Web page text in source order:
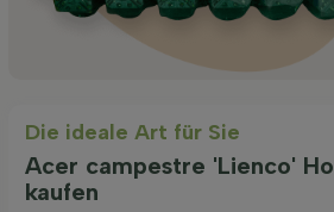
Die ideale Art für Sie
Acer campestre 'Lienco'
kaufen